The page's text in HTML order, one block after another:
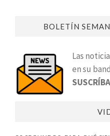
BOLETÍN
Las
en su